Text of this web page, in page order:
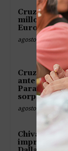
Cruz Azul
millonaria
Europa
agosto 9, 2026
Cruz Azul
ante New
Paradela
sorpresas
agosto 9, 2026
Chivas
improbable